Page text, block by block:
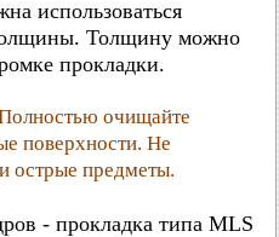
использоваться
Толщину можно
прокладки.
очищайте
поверхности. Не
острые предметы.
- прокладка типа MLS